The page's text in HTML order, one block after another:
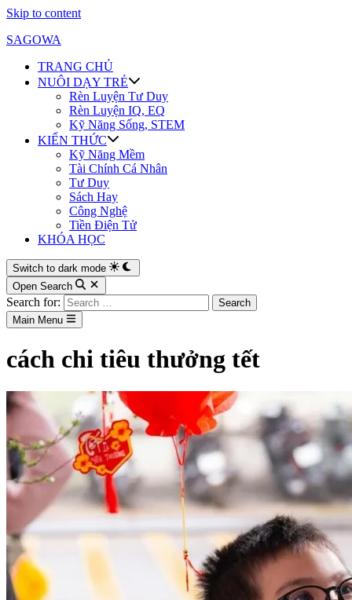
Skip to content
SAGOWA
TRANG CHỦ
NUÔI DẠY TRẺ
Rèn Luyện Tư Duy
Rèn Luyện IQ, EQ
Kỹ Năng Sống, STEM
KIẾN THỨC
Kỹ Năng Mềm
Tài Chính Cá Nhân
Tư Duy
Sách Hay
Công Nghệ
Tiền Điện Tử
KHÓA HỌC
Switch to dark mode
Open Search
Search for:
Main Menu
cách chi tiêu thưởng tết